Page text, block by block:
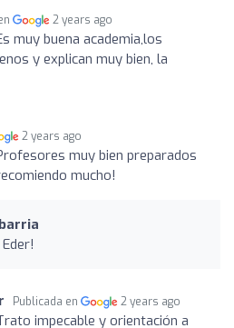
2 years ago
muy buena academia,los
y explican muy bien, la
2 years ago
muy bien preparados
mucho!
Publicada en 2 years ago
impecable y orientación a